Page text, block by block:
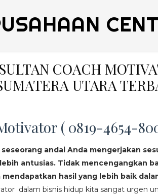
COACH
UTARA
( 0819-4654-
andai Anda mengerjakan
antusias. Tidak mencengangkan
hasil yang lebih baik
dalam bisnis hidup kita sangat urgen